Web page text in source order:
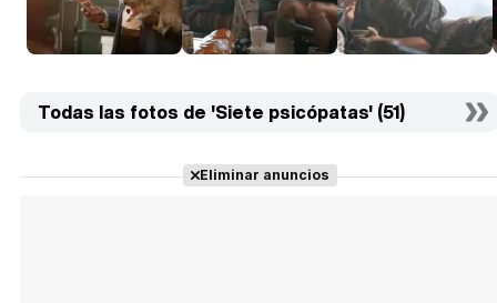
Todas las fotos de 'Siete psicópatas' (51)
Eliminar anuncios